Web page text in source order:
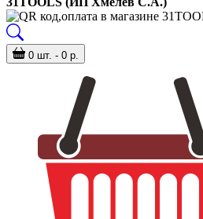
0 шт. - 0 р.